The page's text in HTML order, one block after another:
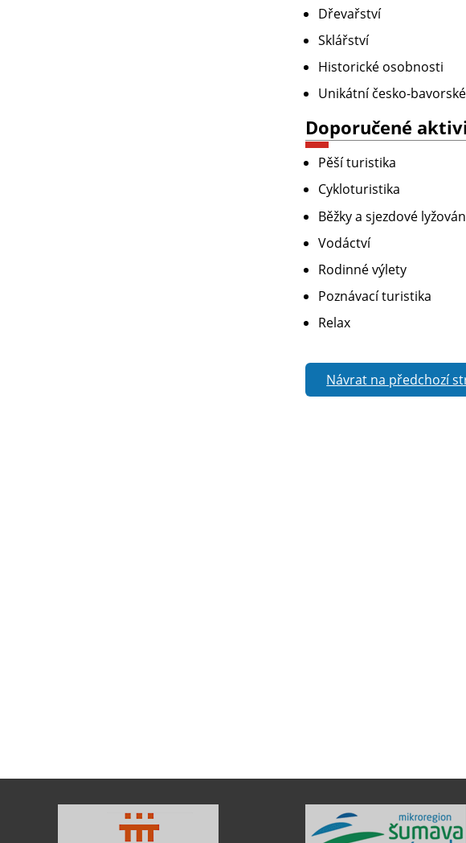
Dřevařství
Sklářství
Historické osobnosti
Unikátní česko-
Doporučené
Pěší turistika
Cykloturistika
Běžky a sjezdové
Vodáctví
Rodinné výlety
Poznávací turistika
Relax
Návrat na předchozí